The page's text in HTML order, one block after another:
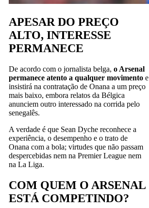
APESAR DO PREÇO
ALTO, INTERESSE
PERMANECE
De acordo com o jornalista belga, o Arsenal
permanece atento a qualquer movimento e
insistirá na contratação de Onana a um preço
mais baixo, embora relatos da Bélgica
anunciem outro interessado na corrida pelo
senegalês.
A verdade é que Sean Dyche reconhece a
experiência, o desempenho e o trato de
Onana com a bola; virtudes que não passam
despercebidas nem na Premier League nem
na La Liga.
COM QUEM O ARSENAL
ESTÁ COMPETINDO?